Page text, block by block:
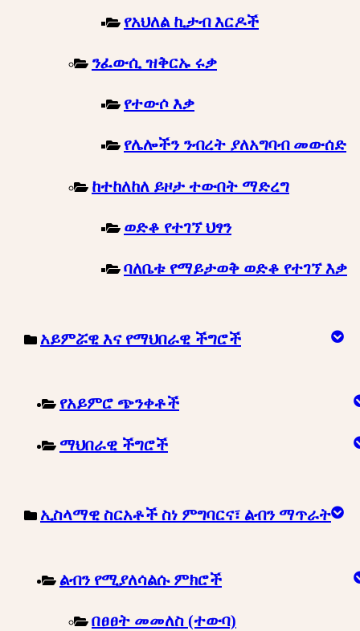
የአህለል ኪታብ እርዶች
ንፈውሲ ዝቅርኡ ሩቃ
የተውሶ እቃ
የሌሎችን ንብረት ያለአግባብ መውሰድ
ከተከለከለ ይዞታ ተውበት ማድረግ
ወድቆ የተገኘ ህፃን
ባለቤቱ የማይታወቅ ወድቆ የተገኘ እቃ
አይምሯዊ እና የማህበራዊ ችግሮች
የአይምሮ ጭንቀቶች
ማህበራዊ ችግሮች
ኢስላማዊ ስርአቶች ስነ ምግባርና፣ ልብን ማጥራት
ልብን የሚያለሳልሱ ምክሮች
በፀፀት መመለስ (ተውባ)